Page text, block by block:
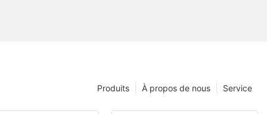
Service
À propos de nous
Produits